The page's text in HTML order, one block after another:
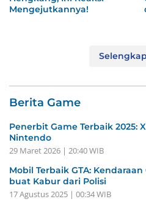
Mengejutkannya!
Berita Game
Penerbit Game Terbaik 2025:
Nintendo
29 Maret 2026 | 20:40 WIB
Mobil Terbaik GTA:
buat Kabur dari Polisi
17 Agustus 2025 | 00:34 WIB